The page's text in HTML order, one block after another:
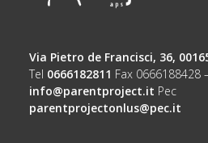
Via Pietro de Francisci, 36,
Tel 0666182811 Fax 0666188428
info@parentproject.it Pec
parentprojectonlus@pec.it